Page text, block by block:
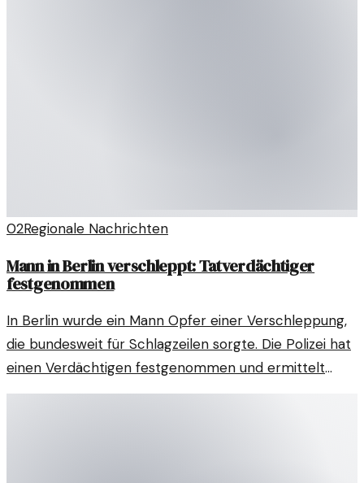
02Regionale Nachrichten
Mann in Berlin verschleppt: Tatverdächtiger
festgenommen
In Berlin wurde ein Mann Opfer einer Verschleppung,
die bundesweit für Schlagzeilen sorgte. Die Polizei hat
einen Verdächtigen festgenommen und ermittelt
weiter.